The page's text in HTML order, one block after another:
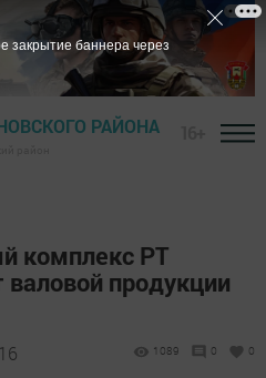
РАЙОНА
комплекс РТ
валовой продукции
1089 0 0
закрытие баннера через